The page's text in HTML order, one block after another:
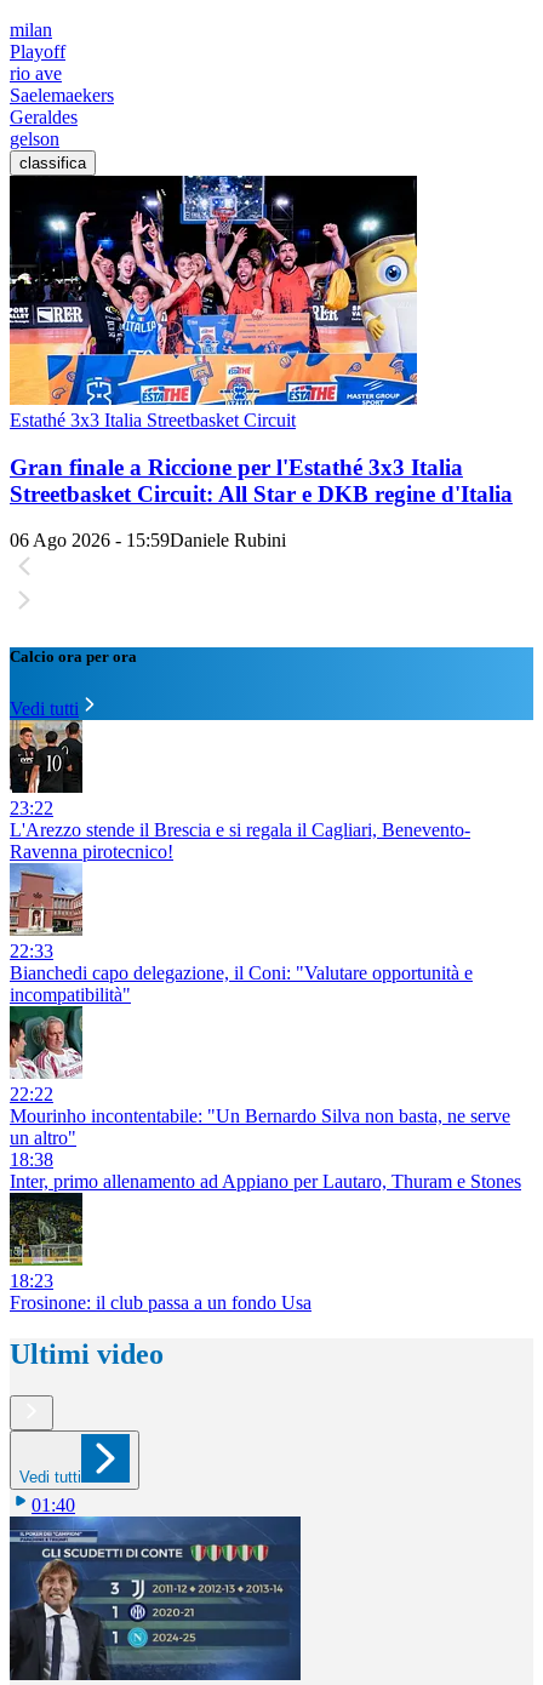
milan
Playoff
rio ave
Saelemaekers
Geraldes
gelson
classifica
Estathé 3x3 Italia Streetbasket Circuit
Gran finale a Riccione per l'Estathé 3x3 Italia
Streetbasket Circuit: All Star e DKB regine d'Italia
06 Ago 2026 - 15:59Daniele Rubini
Calcio ora per ora
Vedi tutti
23:22
L'Arezzo stende il Brescia e si regala il Cagliari, Benevento-
Ravenna pirotecnico!
22:33
Bianchedi capo delegazione, il Coni: "Valutare opportunità e
incompatibilità"
22:22
Mourinho incontentabile: "Un Bernardo Silva non basta, ne serve
un altro"
18:38
Inter, primo allenamento ad Appiano per Lautaro, Thuram e Stones
18:23
Frosinone: il club passa a un fondo Usa
Ultimi video
Vedi tutti
01:40